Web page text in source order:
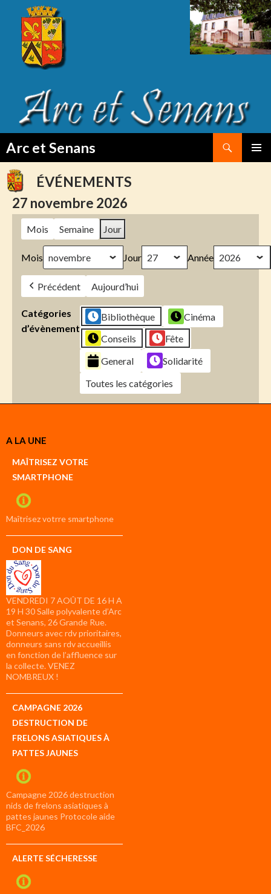
Arc et Senans
TO
CONTENTÉVÉNEMENTS
27 novembre 2026
Mois Semaine Jour
Mois Jour Année
Précédent Aujourd’hui
Catégories
d’évènement
Bibliothèque
Cinéma
Conseils
Fête
General
Solidarité
Toutes les catégories
Créer
compte
compte
A LA UNE
MAÎTRISEZ VOTRE
SMARTPHONE
Maîtrisez votrre smartphone
DON DE SANG
VENDREDI 7 AOÛT DE 16 H A
19 H 30 Salle polyvalente d’Arc
et Senans, 26 Grande Rue.
Donneurs avec rdv prioritaires,
donneurs sans rdv accueillis
en fonction de l’affluence sur
la collecte. VENEZ
NOMBREUX !
CAMPAGNE 2026
DESTRUCTION DE
FRELONS ASIATIQUES À
PATTES JAUNES
Campagne 2026 destruction
nids de frelons asiatiques à
pattes jaunes Protocole aide
BFC_2026
ALERTE SÉCHERESSE